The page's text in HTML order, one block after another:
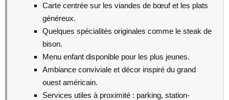
Carte centrée sur les viandes de bœuf et les plats
généreux.
Quelques spécialités originales comme le steak de
bison.
Menu enfant disponible pour les plus jeunes.
Ambiance conviviale et décor inspiré du grand
ouest américain.
Services utiles à proximité : parking, station-